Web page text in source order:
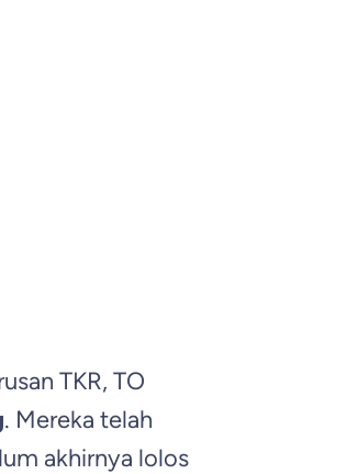
TKR, TO
. Mereka telah
akhirnya lolos